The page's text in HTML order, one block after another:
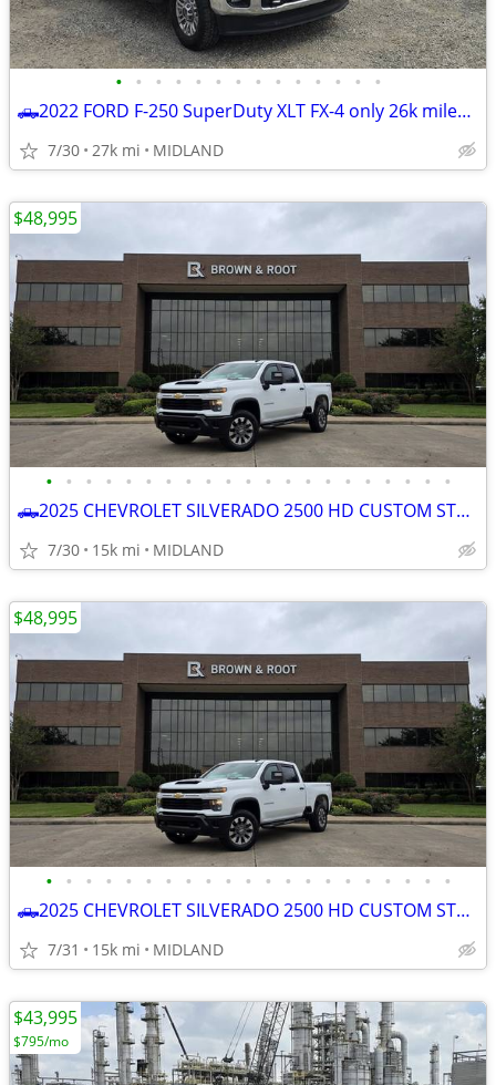
• • • • • • • • • • • • • •
🛻2022 FORD F-250 SuperDuty XLT FX-4 only 26k miles *BEST DEAL ZERO GAMES *☎
7/30 27k mi MIDLAND
• • • • • • • • • • • • • • • • • • • • •
🛻2025 CHEVROLET SILVERADO 2500 HD CUSTOM STRD BED 4x4
7/30 15k mi MIDLAND
$48,995
• • • • • • • • • • • • • • • • • • • • •
🛻2025 CHEVROLET SILVERADO 2500 HD CUSTOM STRD BED 4x4
7/31 15k mi MIDLAND
$48,995
$43,995
$795/mo